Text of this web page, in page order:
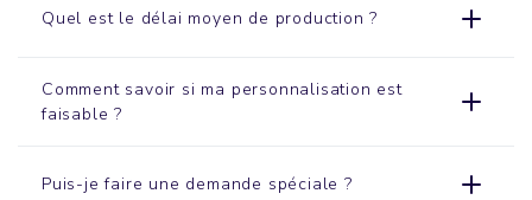
Quel est le délai moyen de production ?
Comment savoir si ma personnalisation est
faisable ?
Puis-je faire une demande spéciale ?